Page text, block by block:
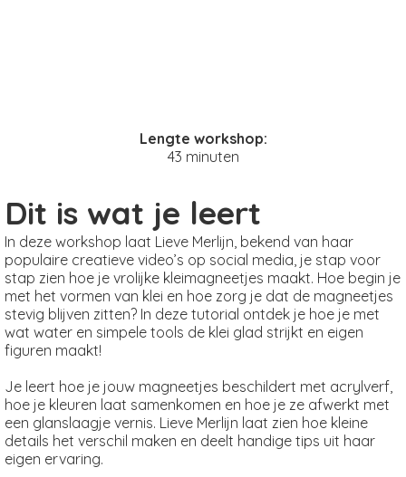
Lengte workshop:
43 minuten
Dit is wat je leert
In deze workshop laat Lieve Merlijn, bekend van haar
populaire creatieve video’s op social media, je stap voor
stap zien hoe je vrolijke kleimagneetjes maakt. Hoe begin je
met het vormen van klei en hoe zorg je dat de magneetjes
stevig blijven zitten? In deze tutorial ontdek je hoe je met
wat water en simpele tools de klei glad strijkt en eigen
figuren maakt!
Je leert hoe je jouw magneetjes beschildert met acrylverf,
hoe je kleuren laat samenkomen en hoe je ze afwerkt met
een glanslaagje vernis. Lieve Merlijn laat zien hoe kleine
details het verschil maken en deelt handige tips uit haar
eigen ervaring.